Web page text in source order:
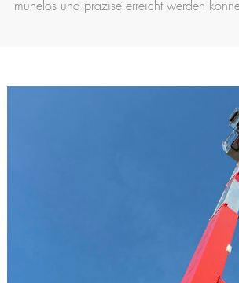
mühelos und präzise erreicht werden